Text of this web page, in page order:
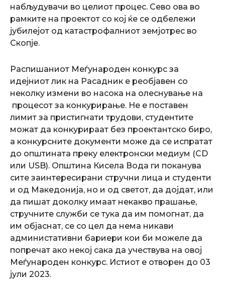
набљудувачи во целиот процес. Сево ова во
рамките на проектот со кој ќе се одбележи
јубилејот од катастрофалниот земјотрес во
Скопје.
Распишаниот Меѓународен конкурс за
идејниот лик на Расадник e реобјавeн со
неколку измени во насока на олеснување на
процесот за конкурирање. Не е поставен
лимит за пристигнати трудови, студентите
можат да конкурираат без проектантско биро,
а конкурсните документи може да се испратат
до општината преку електронски медиум (CD
или USB). Општина Кисела Вода ги поканува
сите заинтересирани стручни лица и студенти
и од Македонија, но и од светот, да дојдат, или
да пишат доколку имаат некакво прашање,
стручните служби се тука да им помогнат, да
им објаснат, се со цел да нема никави
администативни бариери кои би можеле да
попречат ако некој сака да учествува на овој
Меѓународен конкурс. Истиот е отворен до 03
јули 2023.